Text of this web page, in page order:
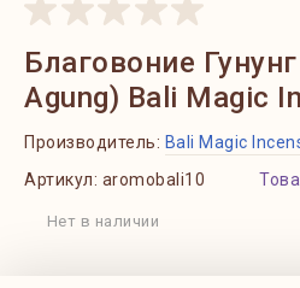
Благовоние
Agung) Bali Magic
Производитель: Bali Magic
Артикул: aromobali10
Нет в наличии